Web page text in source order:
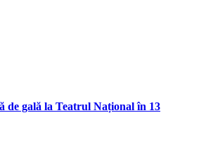
de gală la Teatrul Național în 13